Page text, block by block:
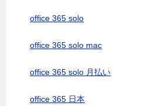
office 365 solo
office 365 solo mac
office 365 solo 月払い
office 365 日本